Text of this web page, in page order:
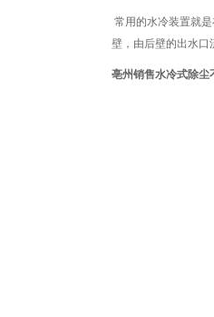
常用的水冷装置就
壁，由后壁的出水
亳州销售水冷式除尘